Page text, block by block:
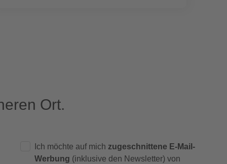
Ort.
Ich möchte auf mich zugeschnittene E-Mail-
Werbung (inklusive den Newsletter) von